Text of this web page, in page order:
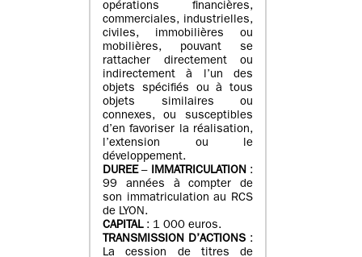
opérations financières,
commerciales, industrielles,
civiles, immobilières ou
mobilières, pouvant se
rattacher directement ou
indirectement à l’un des
objets spécifiés ou à tous
objets similaires ou
connexes, ou susceptibles
d’en favoriser la réalisation,
l’extension ou le
développement.
DUREE– IMMATRICULATION:
99 années à compter de
son immatriculation au RCS
de LYON.
CAPITAL: 1 000 euros.
TRANSMISSION D’ACTIONS :
La cession de titres de